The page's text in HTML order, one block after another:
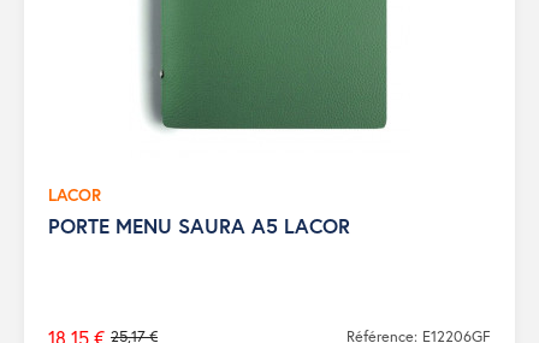
LACOR
PORTE MENU SAURA A5 LACOR
25,17 €
18,15 € Référence: E12206GF